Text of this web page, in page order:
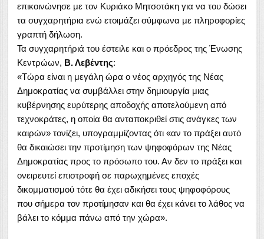
επικοινώνησε με τον Κυριάκο Μητσοτάκη για να του δώσει
τα συγχαρητήρια ενώ ετοιμάζει σύμφωνα με πληροφορίες
γραπτή δήλωση.
Τα συγχαρητήριά του έστειλε και ο πρόεδρος της Ένωσης
Κεντρώων, Β. Λεβέντης:
«Τώρα είναι η μεγάλη ώρα ο νέος αρχηγός της Νέας
Δημοκρατίας να συμβάλλει στην δημιουργία μιας
κυβέρνησης ευρύτερης αποδοχής αποτελούμενη από
τεχνοκράτες, η οποία θα ανταποκριθεί στις ανάγκες των
καιρών» τονίζει, υπογραμμίζοντας ότι «αν το πράξει αυτό
θα δικαιώσει την προτίμηση των ψηφοφόρων της Νέας
Δημοκρατίας προς το πρόσωπο του. Αν δεν το πράξει και
ονειρευτεί επιστροφή σε παρωχημένες εποχές
δικομματισμού τότε θα έχει αδικήσει τους ψηφοφόρους
που σήμερα τον προτίμησαν και θα έχει κάνει το λάθος να
βάλει το κόμμα πάνω από την χώρα».